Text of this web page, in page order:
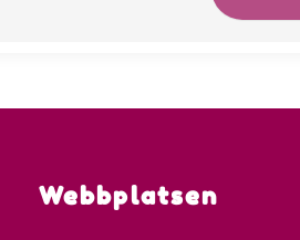
Webbplatsen